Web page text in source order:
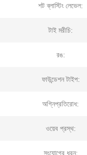
শট ব্লাস্টিং লেভেল:
টাই মরীচি:
রঙ:
ফাউন্ডেশন টাইপ:
অগ্নিপ্রতিরোধ:
ওয়েব প্রস্থ:
সংযোগের ধরন: